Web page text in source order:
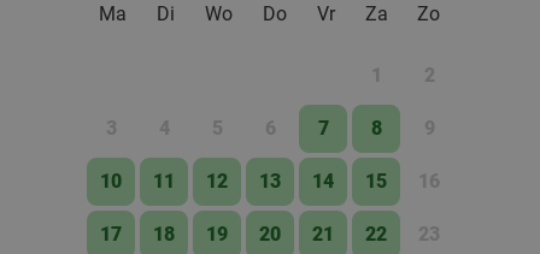
Ma
Di Wo Do Vr Za Zo
1 2
3 4 5 6 7 8 9
10 11 12 13 14 15 16
17 18 19 20 21 22 23